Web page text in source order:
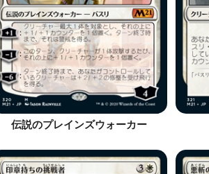
伝説のプレインズウォーカー